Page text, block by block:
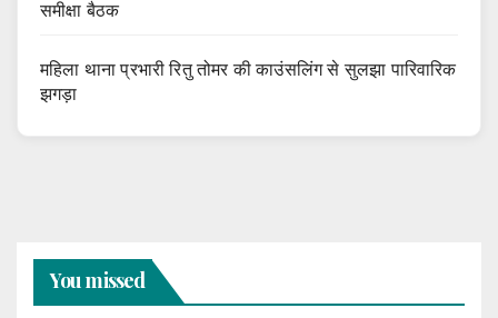
समीक्षा बैठक
महिला थाना प्रभारी रितु तोमर की काउंसलिंग से सुलझा पारिवारिक
झगड़ा
You missed